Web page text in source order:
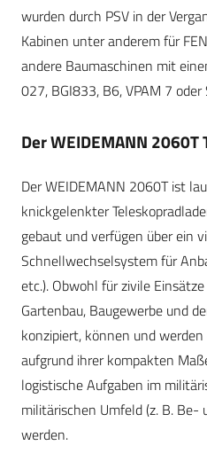
wurden durch PSV in der
Kabinen unter anderem für
andere Baumaschinen mit
027, BGI833, B6, VPAM 7
Der WEIDEMANN
Der WEIDEMANN 2060T ist
knickgelenkter
gebaut und verfügen über ein
Schnellwechselsystem für
etc.). Obwohl für zivile
Gartenbau, Baugewerbe und
konzipiert, können und
aufgrund ihrer kompakten
logistische Aufgaben im
militärischen Umfeld (z. B.
werden.